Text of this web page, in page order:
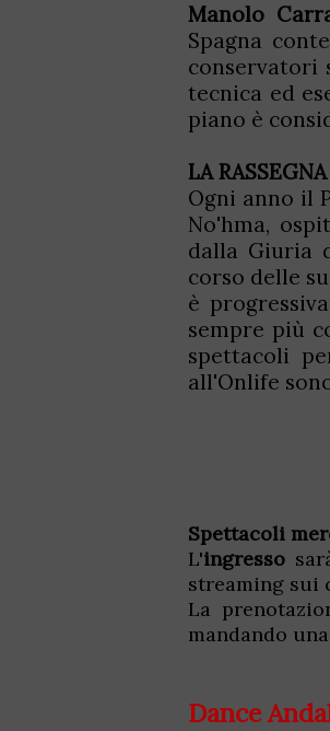
Manolo
Spagna
conservatori
tecnica ed
piano è
LA RASSEGNA
Ogni anno il
No'hma,
dalla Giuria
corso delle
è
sempre più
spettacoli
all'Onlife
Spettacoli
L'ingresso
streaming sui
La
mandando
Dance